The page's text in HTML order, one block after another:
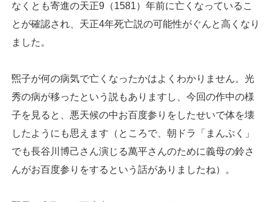
なくとも寄進の天正9（1581）年前に亡くなっているこ
とが確認され、天正4年死亡説の可能性がぐんと高くなり
ました。
煕子が何の病気で亡くなったかはよくわかりません。光
秀の病が移ったという説もありますし、今回の作中の様
子を見ると、悪天候の中お百度参りをしたせいで体を壊
したようにも思えます（ところで、朝ドラ「まんぷく」
でも長谷川博己さん演じる萬平さんのために義母の鈴さ
んがお百度参りをするという話がありましたね）。